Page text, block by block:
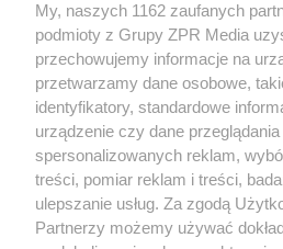
Żaden utwór zamieszczony w serwisie nie
rozpowszechniany lub dalej
tym także elektroniczny lub
eksploatacji w jakiejkolwiek formie,
Internecie bez pisemnej zgody
wykorzystanie utworów w całości lub w
tzn. bez właściwej zgody, jest zabronione
ścigane prawnie.
My, naszych 1162 zaufanych
podmioty z Grupy ZPR Media
przechowujemy informacje na
przetwarzamy dane osobowe,
identyfikatory, standardowe
urządzenie czy dane
spersonalizowanych reklam,
treści, pomiar reklam i treści,
ulepszanie usług. Za zgodą
Partnerzy możemy używać